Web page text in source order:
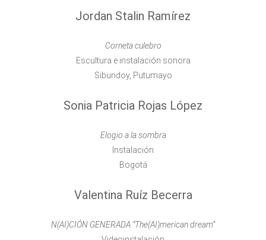
Jordan Stalin Ramírez
Corneta culebro
Escultura e instalación sonora
Sibundoy, Putumayo
Sonia Patricia Rojas López
Elogio a la sombra
Instalación
Bogotá
Valentina Ruíz Becerra
N(AI)CIÓN GENERADA “The(AI)merican dream”